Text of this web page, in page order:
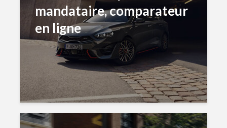
mandataire, comparateur
en ligne